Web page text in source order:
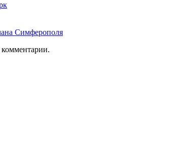
Симферополя
комментарии.